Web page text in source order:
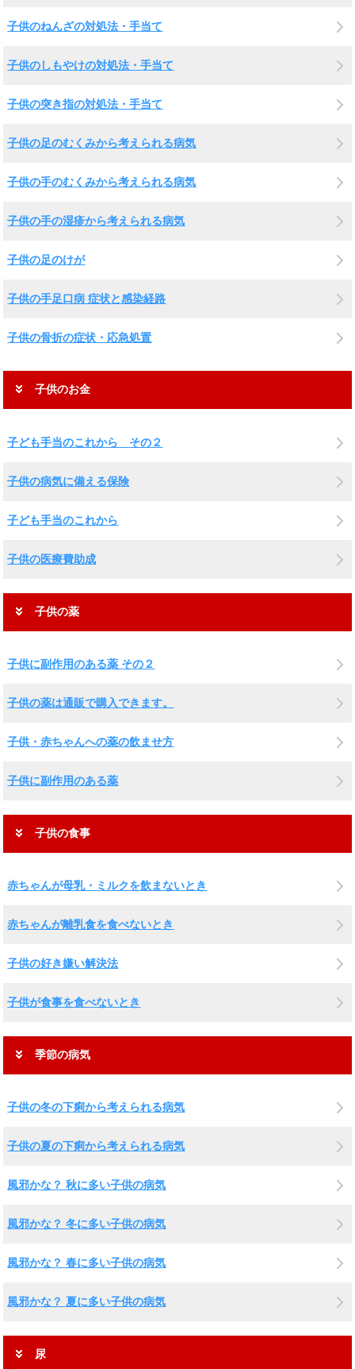
子供のねんざの対処法・手当て
子供のしもやけの対処法・手当て
子供の突き指の対処法・手当て
子供の足のむくみから考えられる病気
子供の手のむくみから考えられる病気
子供の手の湿疹から考えられる病気
子供の足のけが
子供の手足口病 症状と感染経路
子供の骨折の症状・応急処置
子供のお金
子ども手当のこれから その２
子供の病気に備える保険
子ども手当のこれから
子供の医療費助成
子供の薬
子供に副作用のある薬 その２
子供の薬は通販で購入できます。
子供・赤ちゃんへの薬の飲ませ方
子供に副作用のある薬
子供の食事
赤ちゃんが母乳・ミルクを飲まないとき
赤ちゃんが離乳食を食べないとき
子供の好き嫌い解決法
子供が食事を食べないとき
季節の病気
子供の冬の下痢から考えられる病気
子供の夏の下痢から考えられる病気
風邪かな？ 秋に多い子供の病気
風邪かな？ 冬に多い子供の病気
風邪かな？ 春に多い子供の病気
風邪かな？ 夏に多い子供の病気
尿